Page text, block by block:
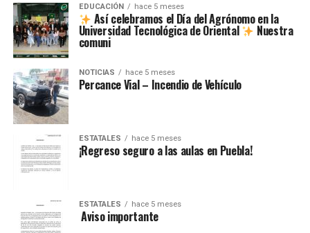
EDUCACIÓN hace 5 meses
Así celebramos el Día del Agrónomo en la
Universidad Tecnológica de Oriental Nuestra
comuni
NOTICIAS hace 5 meses
Percance Vial – Incendio de Vehículo
ESTATALES hace 5 meses
¡Regreso seguro a las aulas en Puebla!
ESTATALES hace 5 meses
️ Aviso importante